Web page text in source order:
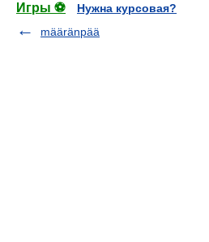
Игры ⚽
Нужна курсовая?
määränpää